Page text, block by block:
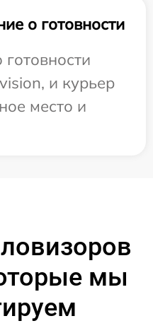
о готовности
и курьер
место и
мы